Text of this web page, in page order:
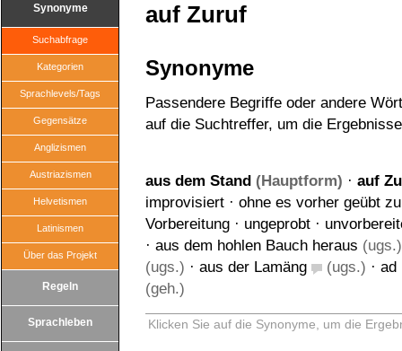
Synonyme
Suchabfrage
Kategorien
Sprachlevels/Tags
Gegensätze
Anglizismen
Austriazismen
Helvetismen
Latinismen
Über das Projekt
Regeln
Sprachleben
auf Zuruf
Synonyme
Passendere Begriffe oder andere
auf die Suchtreffer, um die
aus dem Stand (Hauptform) · auf
improvisiert · ohne es vorher geübt
Vorbereitung · ungeprobt ·
· aus dem hohlen Bauch heraus (ugs.)
(ugs.) · aus der Lamäng (ugs.) · ad
(geh.)
Klicken Sie auf die Synonyme, um die